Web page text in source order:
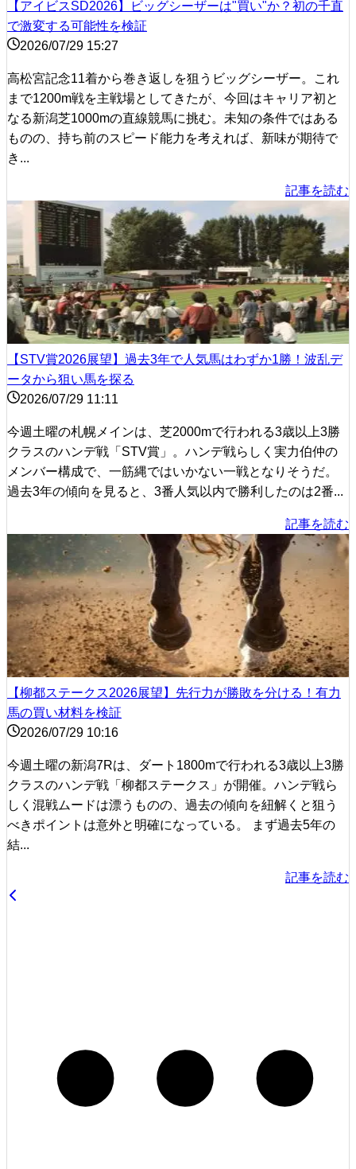
【アイビスSD2026】ビッグシーザーは"買い"か？初の千直
で激変する可能性を検証
2026/07/29 15:27
高松宮記念11着から巻き返しを狙うビッグシーザー。これ
まで1200m戦を主戦場としてきたが、今回はキャリア初と
なる新潟芝1000mの直線競馬に挑む。未知の条件ではある
ものの、持ち前のスピード能力を考えれば、新味が期待で
き...
記事を読む
【STV賞2026展望】過去3年で人気馬はわずか1勝！波乱デ
ータから狙い馬を探る
2026/07/29 11:11
今週土曜の札幌メインは、芝2000mで行われる3歳以上3勝
クラスのハンデ戦「STV賞」。ハンデ戦らしく実力伯仲の
メンバー構成で、一筋縄ではいかない一戦となりそうだ。
過去3年の傾向を見ると、3番人気以内で勝利したのは2番...
記事を読む
【柳都ステークス2026展望】先行力が勝敗を分ける！有力
馬の買い材料を検証
2026/07/29 10:16
今週土曜の新潟7Rは、ダート1800mで行われる3歳以上3勝
クラスのハンデ戦「柳都ステークス」が開催。ハンデ戦ら
しく混戦ムードは漂うものの、過去の傾向を紐解くと狙う
べきポイントは意外と明確になっている。 まず過去5年の
結...
記事を読む